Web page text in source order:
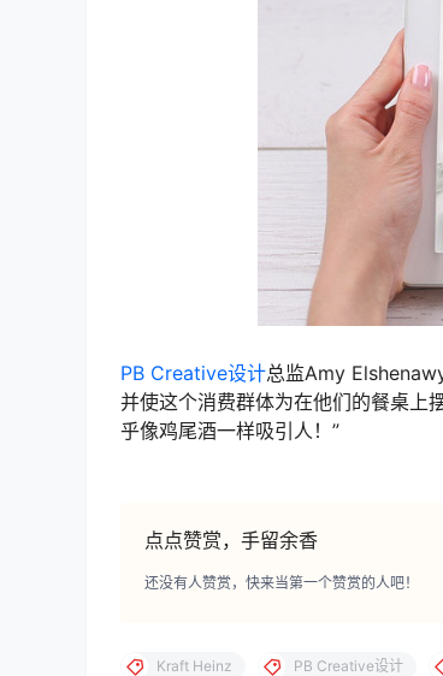
PB Creative设计总监Amy
并使这个消费群体为在他们的餐桌上
乎像鸡尾酒一样吸引人！”
点点赞赏，手留余香
还没有人赞赏，快来当第一个赞赏的人吧！
Kraft Heinz PB Creative设计